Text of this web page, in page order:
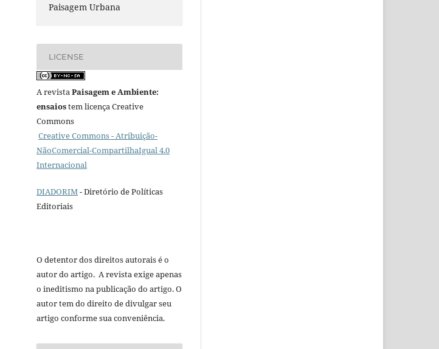
Paisagem Urbana
LICENSE
A revistaPaisagem e Ambiente:
ensaiostem licença Creative
Commons
Creative Commons - Atribuição-
NãoComercial-CompartilhaIgual 4.0
Internacional
DIADORIM- Diretório de Políticas
Editoriais
O detentor dos direitos autorais é o
autor do artigo. A revista exige apenas
o ineditismo na publicação do artigo. O
autor tem do direito de divulgar seu
artigo conforme sua conveniência.